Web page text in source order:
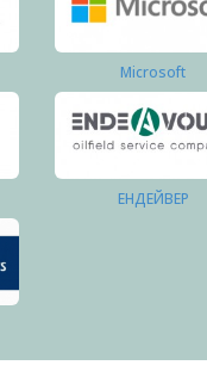
Microsoft
ЕНДЕЙВЕР